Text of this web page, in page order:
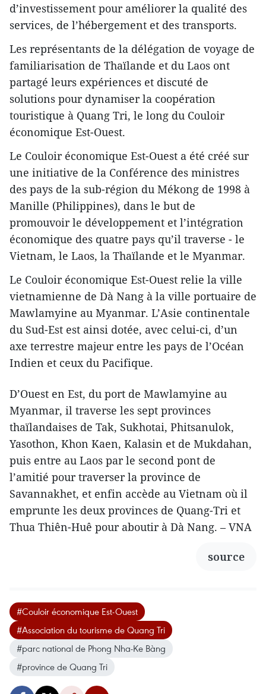
d’investissement pour améliorer la qualité des
services, de l’hébergement et des transports.
Les représentants de la délégation de voyage de
familiarisation de Thaïlande et du Laos ont
partagé leurs expériences et discuté de
solutions pour dynamiser la coopération
touristique à Quang Tri, le long du Couloir
économique Est-Ouest.
Le Couloir économique Est-Ouest a été créé sur
une initiative de la Conférence des ministres
des pays de la sub-région du Mékong de 1998 à
Manille (Philippines), dans le but de
promouvoir le développement et l’intégration
économique des quatre pays qu’il traverse - le
Vietnam, le Laos, la Thaïlande et le Myanmar.
Le Couloir économique Est-Ouest relie la ville
vietnamienne de Dà Nang à la ville portuaire de
Mawlamyine au Myanmar. L’Asie continentale
du Sud-Est est ainsi dotée, avec celui-ci, d’un
axe terrestre majeur entre les pays de l’Océan
Indien et ceux du Pacifique.
D’Ouest en Est, du port de Mawlamyine au
Myanmar, il traverse les sept provinces
thaïlandaises de Tak, Sukhotai, Phitsanulok,
Yasothon, Khon Kaen, Kalasin et de Mukdahan,
puis entre au Laos par le second pont de
l’amitié pour traverser la province de
Savannakhet, et enfin accède au Vietnam où il
emprunte les deux provinces de Quang-Tri et
Thua Thiên-Huê pour aboutir à Dà Nang. – VNA
source
#Couloir économique Est-Ouest
#Association du tourisme de Quang Tri
#parc national de Phong Nha-Ke Bàng
#province de Quang Tri